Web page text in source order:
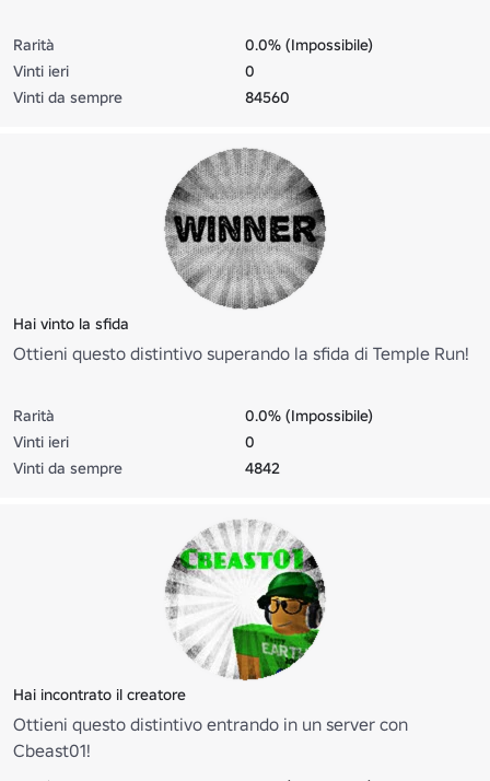
Rarità
0.0% (Impossibile)
Vinti ieri
0
Vinti da sempre
84560
Hai vinto la sfida
Ottieni questo distintivo superando la sfida di Temple Run!
Rarità
0.0% (Impossibile)
Vinti ieri
0
Vinti da sempre
4842
Hai incontrato il creatore
Ottieni questo distintivo entrando in un server con
Cbeast01!